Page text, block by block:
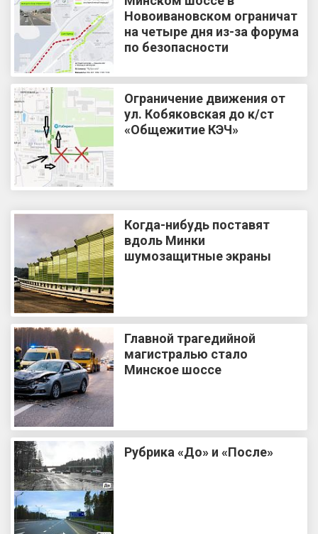
Новоивановском ограничат
на четыре дня из-за форума
по безопасности
Ограничение движения от
ул. Кобяковская до к/ст
«Общежитие КЭЧ»
Когда-нибудь поставят
вдоль Минки
шумозащитные экраны
Главной трагедийной
магистралью стало
Минское шоссе
Рубрика «До» и «После»